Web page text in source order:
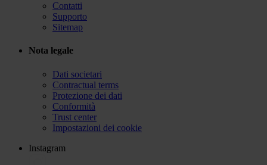
Contatti
Supporto
Sitemap
Nota legale
Dati societari
Contractual terms
Protezione dei dati
Conformità
Trust center
Impostazioni dei cookie
Instagram